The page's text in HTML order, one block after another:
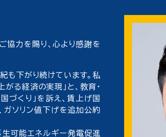
協力を賜り、心より感謝を
下がり続けています。私
る経済の実現」と、教育・
づくり」を訴え、賃上げ国
ガソリン値下げを追加公約
可能エネルギー発電促進